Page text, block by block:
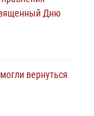
Дню
вернуться